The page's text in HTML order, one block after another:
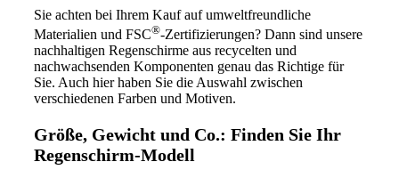
Sie achten bei Ihrem Kauf auf umweltfreundliche
Materialien und FSC®-Zertifizierungen? Dann sind unsere
nachhaltigen Regenschirme aus recycelten und
nachwachsenden Komponenten genau das Richtige für
Sie. Auch hier haben Sie die Auswahl zwischen
verschiedenen Farben und Motiven.
Größe, Gewicht und Co.: Finden Sie Ihr
Regenschirm-Modell